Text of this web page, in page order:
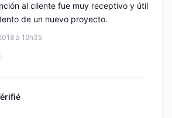
à 19h35
al cliente fue muy receptivo y útil
de un nuevo proyecto.